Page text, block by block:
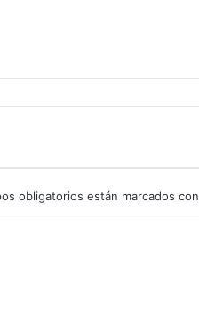
obligatorios están marcados con